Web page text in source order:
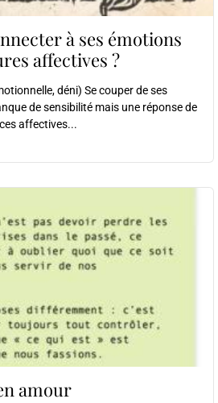
à ses émotions
affectives ?
déni) Se couper de ses
de sensibilité mais une réponse de
affectives...
amour